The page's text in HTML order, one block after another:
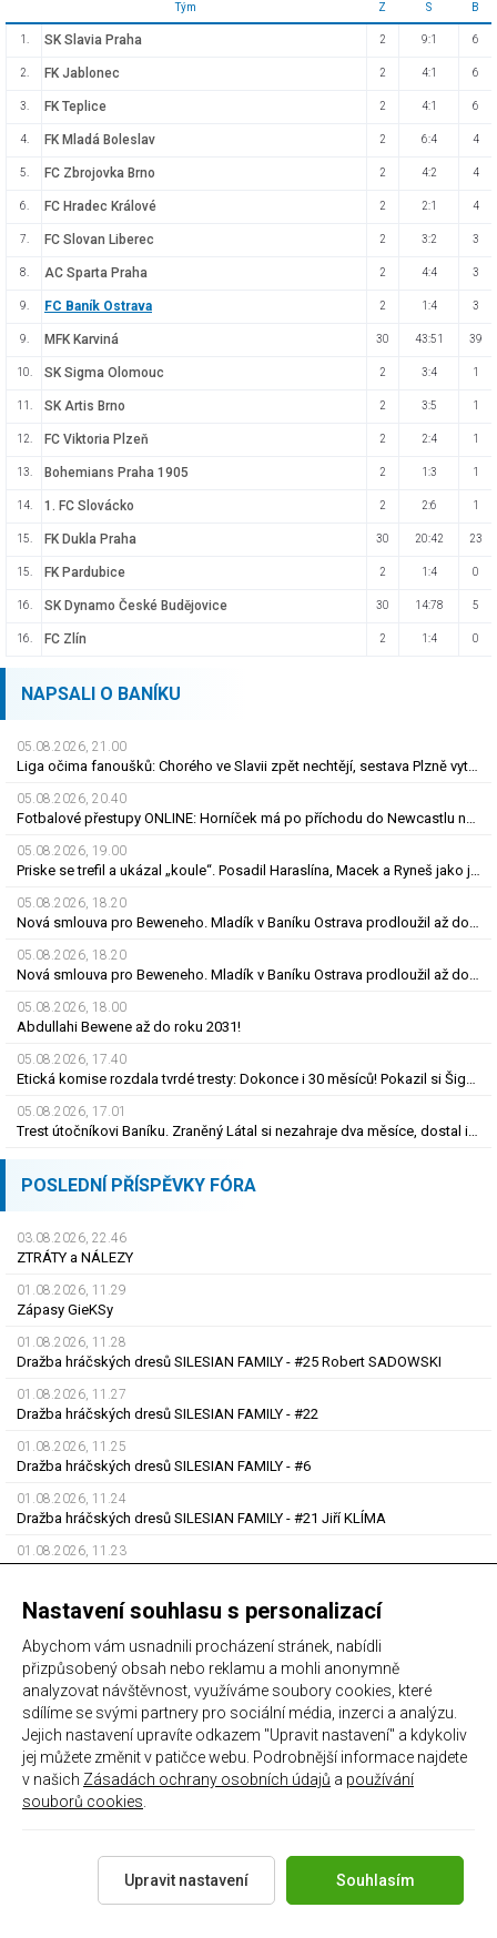
Tým Z S B
1. SK Slavia Praha 2 9:1 6
2. FK Jablonec 2 4:1 6
3. FK Teplice 2 4:1 6
4. FK Mladá Boleslav 2 6:4 4
5. FC Zbrojovka Brno 2 4:2 4
6. FC Hradec Králové 2 2:1 4
7. FC Slovan Liberec 2 3:2 3
8. AC Sparta Praha 2 4:4 3
9. FC Baník Ostrava 2 1:4 3
9. MFK Karviná 30 43:51 39
10. SK Sigma Olomouc 2 3:4 1
11. SK Artis Brno 2 3:5 1
12. FC Viktoria Plzeň 2 2:4 1
13. Bohemians Praha 1905 2 1:3 1
14. 1. FC Slovácko 2 2:6 1
15. FK Dukla Praha 30 20:42 23
15. FK Pardubice 2 1:4 0
16. SK Dynamo České Budějovice 30 14:78 5
16. FC Zlín 2 1:4 0
NAPSALI O BANÍKU
05.08.2026, 21.00
Liga očima fanoušků: Chorého ve Slavii zpět nechtějí, sestava Plzně vytažená z klobouku
05.08.2026, 20.40
Fotbalové přestupy ONLINE: Horníček má po příchodu do Newcastlu nového trenéra
05.08.2026, 19.00
Priske se trefil a ukázal „koule“. Posadil Haraslína, Macek a Ryneš jako jackpot
05.08.2026, 18.20
Nová smlouva pro Beweneho. Mladík v Baníku Ostrava prodloužil až do léta 2031
05.08.2026, 18.20
Nová smlouva pro Beweneho. Mladík v Baníku Ostrava prodloužil až do léta 2031
05.08.2026, 18.00
Abdullahi Bewene až do roku 2031!
05.08.2026, 17.40
Etická komise rozdala tvrdé tresty: Dokonce i 30 měsíců! Pokazil si Šigut kariéru?
05.08.2026, 17.01
Trest útočníkovi Baníku. Zraněný Látal si nezahraje dva měsíce, dostal i pokutu
POSLEDNÍ PŘÍSPĚVKY FÓRA
03.08.2026, 22.46
ZTRÁTY a NÁLEZY
01.08.2026, 11.29
Zápasy GieKSy
01.08.2026, 11.28
Dražba hráčských dresů SILESIAN FAMILY - #25 Robert SADOWSKI
01.08.2026, 11.27
Dražba hráčských dresů SILESIAN FAMILY - #22
01.08.2026, 11.25
Dražba hráčských dresů SILESIAN FAMILY - #6
01.08.2026, 11.24
Dražba hráčských dresů SILESIAN FAMILY - #21 Jiří KLÍMA
01.08.2026, 11.23
01.08.2026, 11.22
Dražba hráčských dresů SILESIAN FAMILY - #5 Adam JÁNOŠ
01.08.2026, 11.21
Dražba hráčských dresů SILESIAN FAMILY - #1 Viktor BUDÍNSKÝ
01.08.2026, 11.19
Která vlajka Baníku je podle vás nejhezčí ?
PARTNERSKÉ WEBY
Nastavení souhlasu s personalizací
Abychom vám usnadnili procházení stránek, nabídli
přizpůsobený obsah nebo reklamu a mohli anonymně
analyzovat návštěvnost, využíváme soubory cookies, které
sdílíme se svými partnery pro sociální média, inzerci a analýzu.
Jejich nastavení upravíte odkazem "Upravit nastavení" a kdykoliv
jej můžete změnit v patičce webu. Podrobnější informace najdete
v našich Zásadách ochrany osobních údajů a používání
souborů cookies
Souhlasím
Upravit nastavení